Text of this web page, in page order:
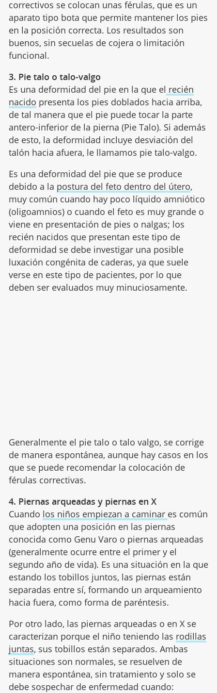
correctivos se colocan unas férulas, que es un
aparato tipo bota que permite mantener los pies
en la posición correcta. Los resultados son
buenos, sin secuelas de cojera o limitación
funcional.
3. Pie talo o talo-valgo
Es una deformidad del pie en la que el recién
nacido presenta los pies doblados hacia arriba,
de tal manera que el pie puede tocar la parte
antero-inferior de la pierna (Pie Talo). Si además
de esto, la deformidad incluye desviación del
talón hacia afuera, le llamamos pie talo-valgo.
Es una deformidad del pie que se produce
debido a la postura del feto dentro del útero,
muy común cuando hay poco líquido amniótico
(oligoamnios) o cuando el feto es muy grande o
viene en presentación de pies o nalgas; los
recién nacidos que presentan este tipo de
deformidad se debe investigar una posible
luxación congénita de caderas, ya que suele
verse en este tipo de pacientes, por lo que
deben ser evaluados muy minuciosamente.
Generalmente el pie talo o talo valgo, se corrige
de manera espontánea, aunque hay casos en los
que se puede recomendar la colocación de
férulas correctivas.
4. Piernas arqueadas y piernas en X
Cuando los niños empiezan a caminar es común
que adopten una posición en las piernas
conocida como Genu Varo o piernas arqueadas
(generalmente ocurre entre el primer y el
segundo año de vida). Es una situación en la que
estando los tobillos juntos, las piernas están
separadas entre sí, formando un arqueamiento
hacia fuera, como forma de paréntesis.
Por otro lado, las piernas arqueadas o en X se
caracterizan porque el niño teniendo las rodillas
juntas, sus tobillos están separados. Ambas
situaciones son normales, se resuelven de
manera espontánea, sin tratamiento y solo se
debe sospechar de enfermedad cuando: